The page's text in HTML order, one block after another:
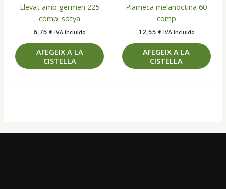
Llevat amb germen 225
comp. sotya
6,75€ IVA incluido
AFEGEIX A LA
CISTELLA
Plameca melanoctina 60
comp
12,55 € IVA incluido
AFEGEIX A LA
CISTELLA